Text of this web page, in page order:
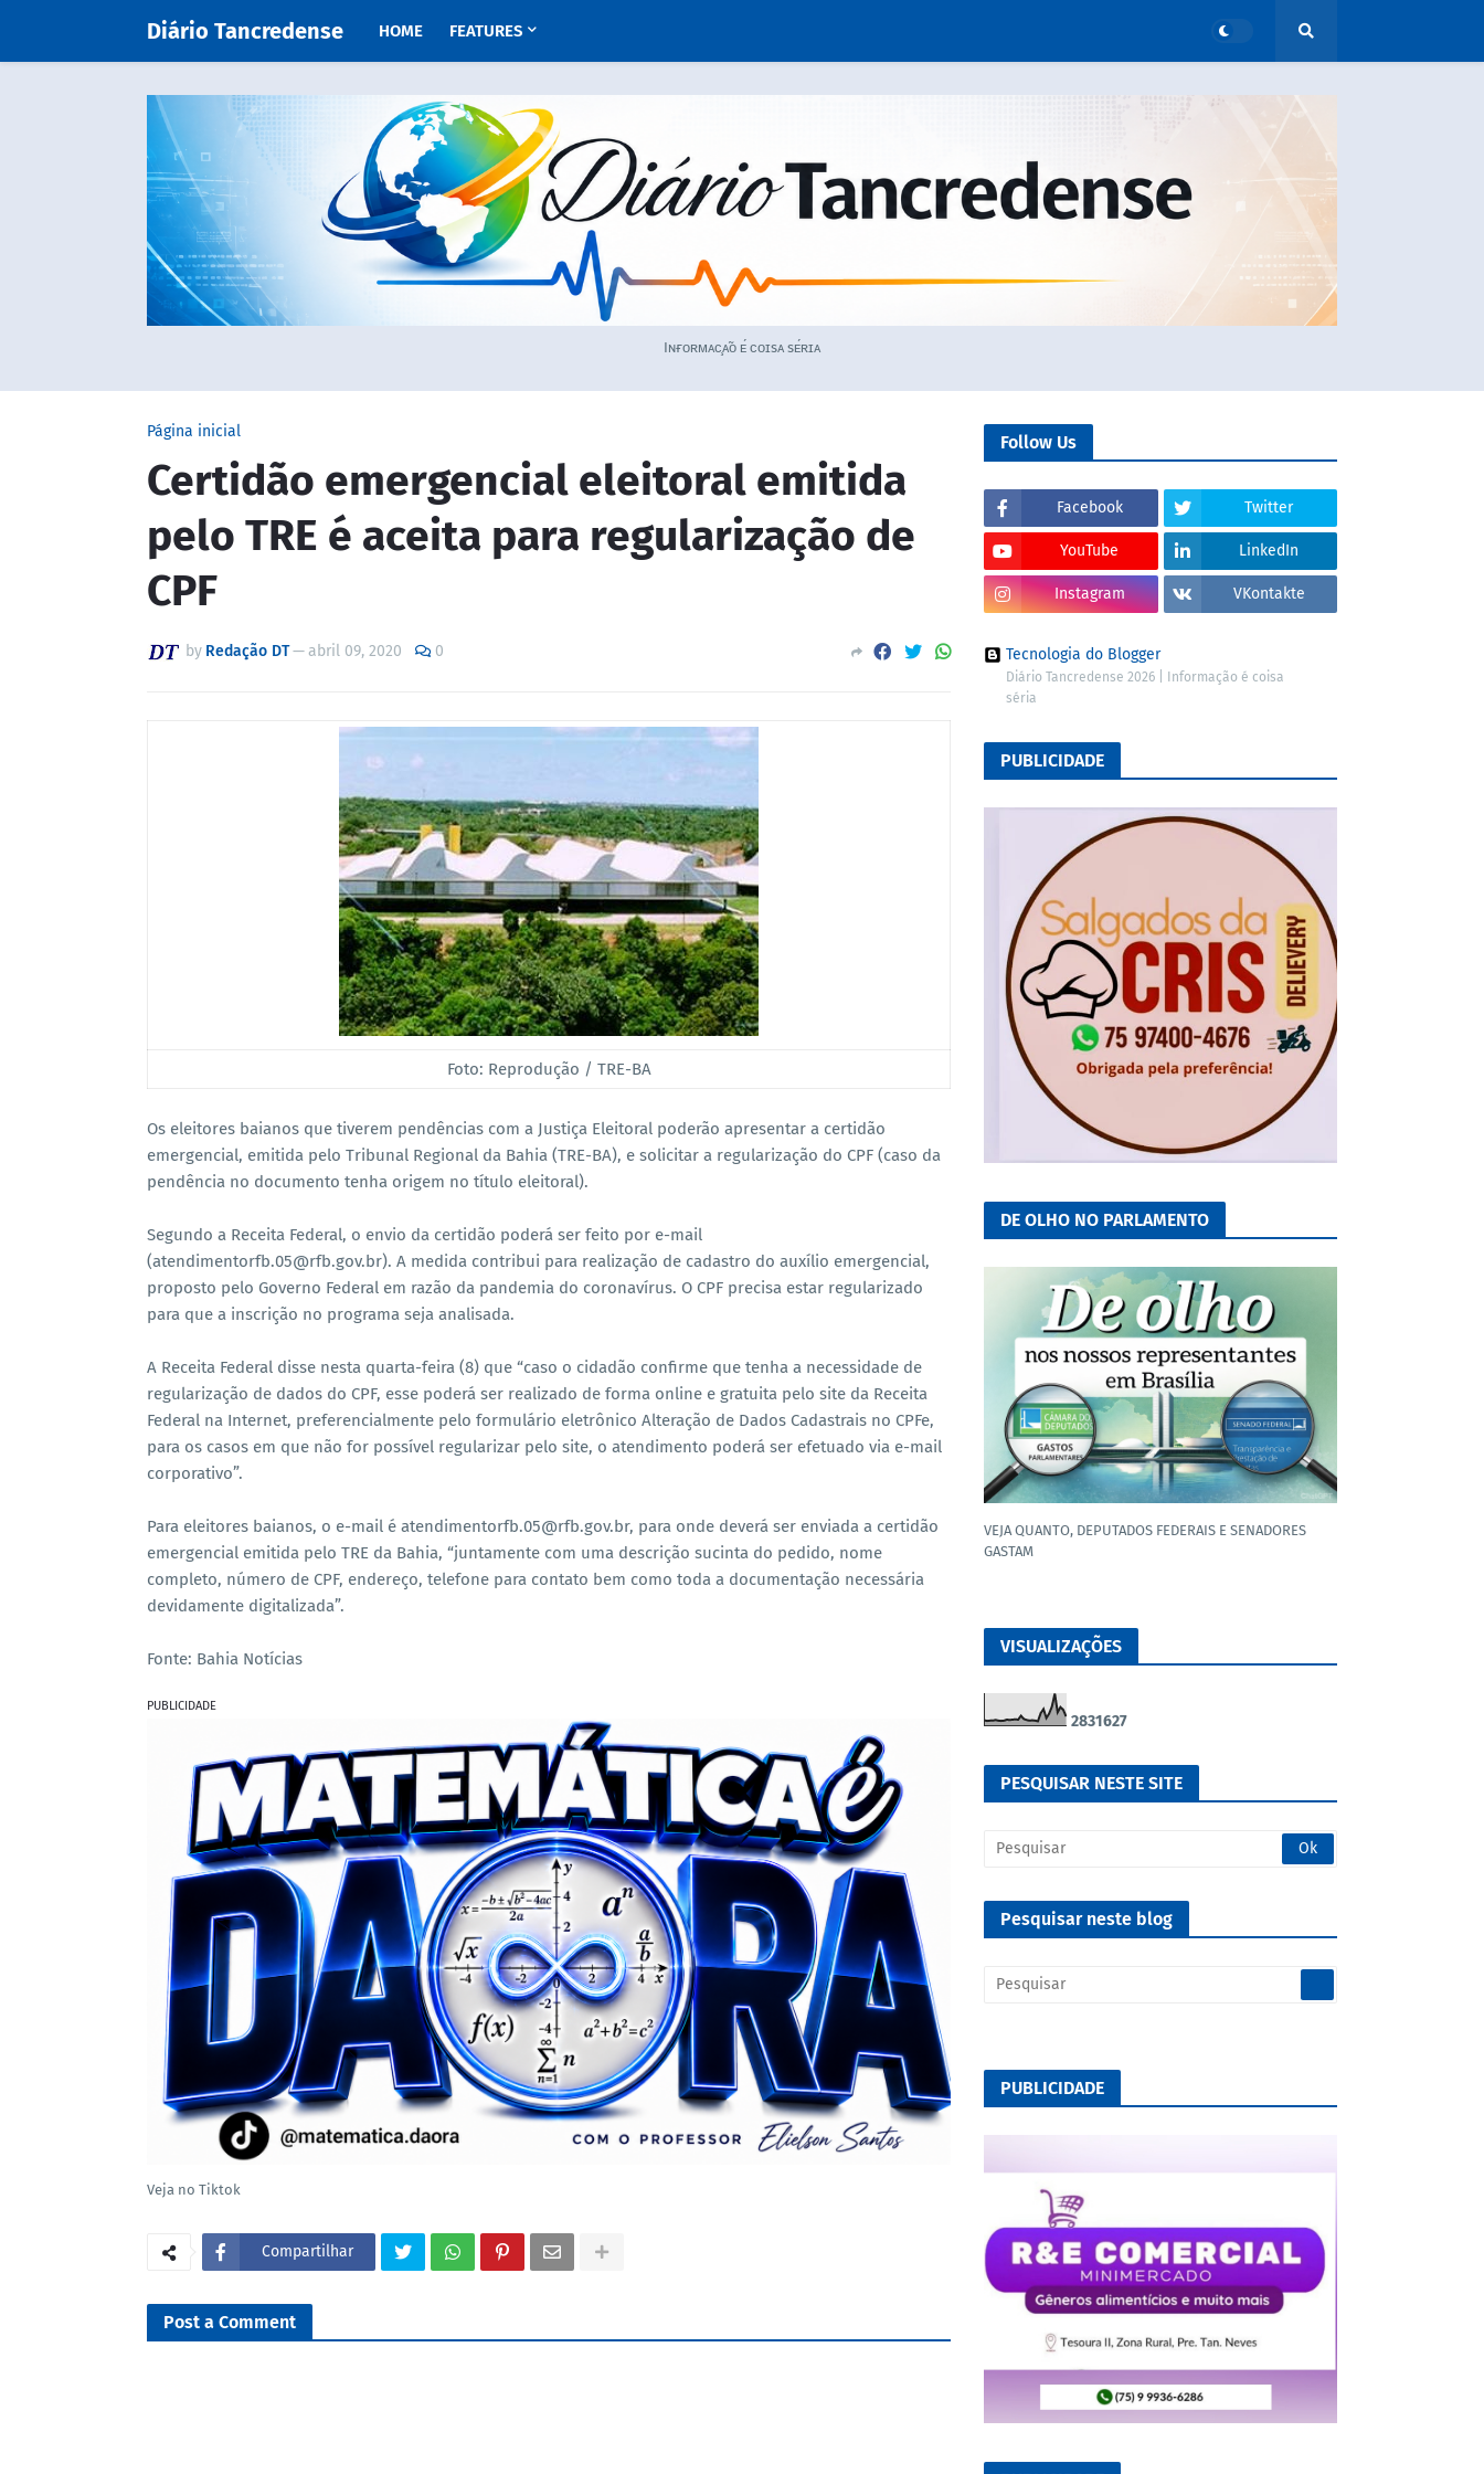
Diário Tancredense HOME FEATURES
Iɴғᴏʀᴍᴀᴄ̧ᴀ̃ᴏ ᴇ́ ᴄᴏɪsᴀ sᴇ́ʀɪᴀ
Página inicial
Certidão emergencial eleitoral emitida
pelo TRE é aceita para regularização de
CPF
by Redação DT—abril 09, 2020 0
Foto: Reprodução / TRE-BA
Os eleitores baianos que tiverem pendências com a Justiça Eleitoral poderão apresentar a certidão
emergencial, emitida pelo Tribunal Regional da Bahia (TRE-BA), e solicitar a regularização do CPF (caso da
pendência no documento tenha origem no título eleitoral).
Segundo a Receita Federal, o envio da certidão poderá ser feito por e-mail
(atendimentorfb.05@rfb.gov.br). A medida contribui para realização de cadastro do auxílio emergencial,
proposto pelo Governo Federal em razão da pandemia do coronavírus. O CPF precisa estar regularizado
para que a inscrição no programa seja analisada.
A Receita Federal disse nesta quarta-feira (8) que “caso o cidadão confirme que tenha a necessidade de
regularização de dados do CPF, esse poderá ser realizado de forma online e gratuita pelo site da Receita
Federal na Internet, preferencialmente pelo formulário eletrônico Alteração de Dados Cadastrais no CPFe,
para os casos em que não for possível regularizar pelo site, o atendimento poderá ser efetuado via e-mail
corporativo”.
Para eleitores baianos, o e-mail é atendimentorfb.05@rfb.gov.br, para onde deverá ser enviada a certidão
emergencial emitida pelo TRE da Bahia, “juntamente com uma descrição sucinta do pedido, nome
completo, número de CPF, endereço, telefone para contato bem como toda a documentação necessária
devidamente digitalizada”.
Fonte: Bahia Notícias
PUBLICIDADE
Veja no Tiktok
Compartilhar
Post a Comment
Follow Us
Facebook Twitter
YouTube LinkedIn
Instagram VKontakte
Tecnologia do Blogger
Diário Tancredense 2026 | Informação é coisa
séria
PUBLICIDADE
DE OLHO NO PARLAMENTO
VEJA QUANTO, DEPUTADOS FEDERAIS E SENADORES
GASTAM
VISUALIZAÇÕES
2831627
PESQUISAR NESTE SITE
Pesquisar neste blog
PUBLICIDADE